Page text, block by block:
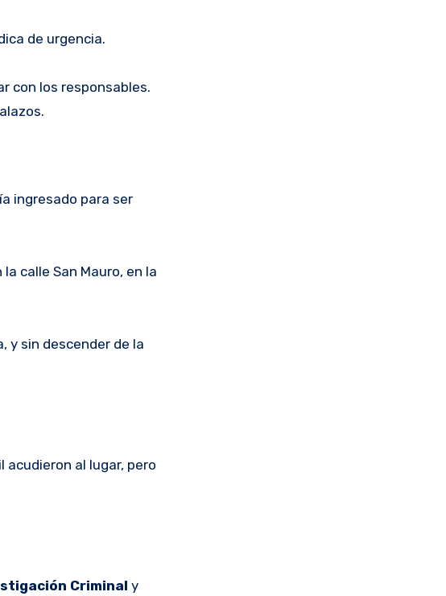
de urgencia.
con los responsables.
ingresado para ser
calle San Mauro, en la
y sin descender de la
acudieron al lugar, pero
Criminal y